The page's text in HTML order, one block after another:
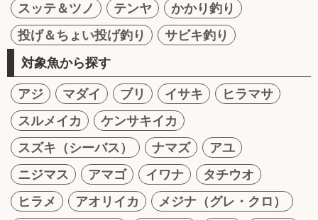
スッテ＆ツノ
テンヤ
かかり釣り
投げ＆ちょい投げ釣り
サビキ釣り
対象魚から探す
アジ マダイ ブリ イサキ
ヒラマサ
スルメイカ
ケンサキイカ
スズキ（シーバス）
ナマズ
アユ
ニジマス
アマゴ イワナ
タチウオ
ヒラメ
アオリイカ
メジナ（グレ・クロ）